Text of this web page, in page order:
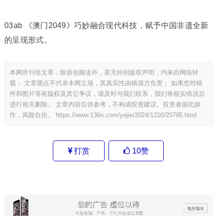
03ab 《澳门2049》巧妙融合现代科技，赋予中国非遗全新
的呈现形式。
本网所刊登文章，除原创频道外，若无特别版权声明，均来自网络转
载； 文章观点不代表本网立场，其真实性由稿源方负责； 如果您对稿
件和图片等有版权及其它争议，请及时与我们联系，我们将核实情况后
进行相关删除。 文章内容仅供参考，不构成投资建议。投资者据此操
作，风险自担。
https://www.136n.com/yejie/2024/1216/20795.html
打赏 10赞